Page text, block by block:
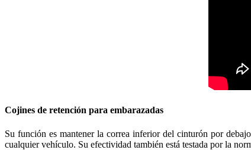
Cojines de retención para embarazadas
Su función es mantener la correa inferior del cinturón por
cualquier vehículo. Su efectividad también está testada por la